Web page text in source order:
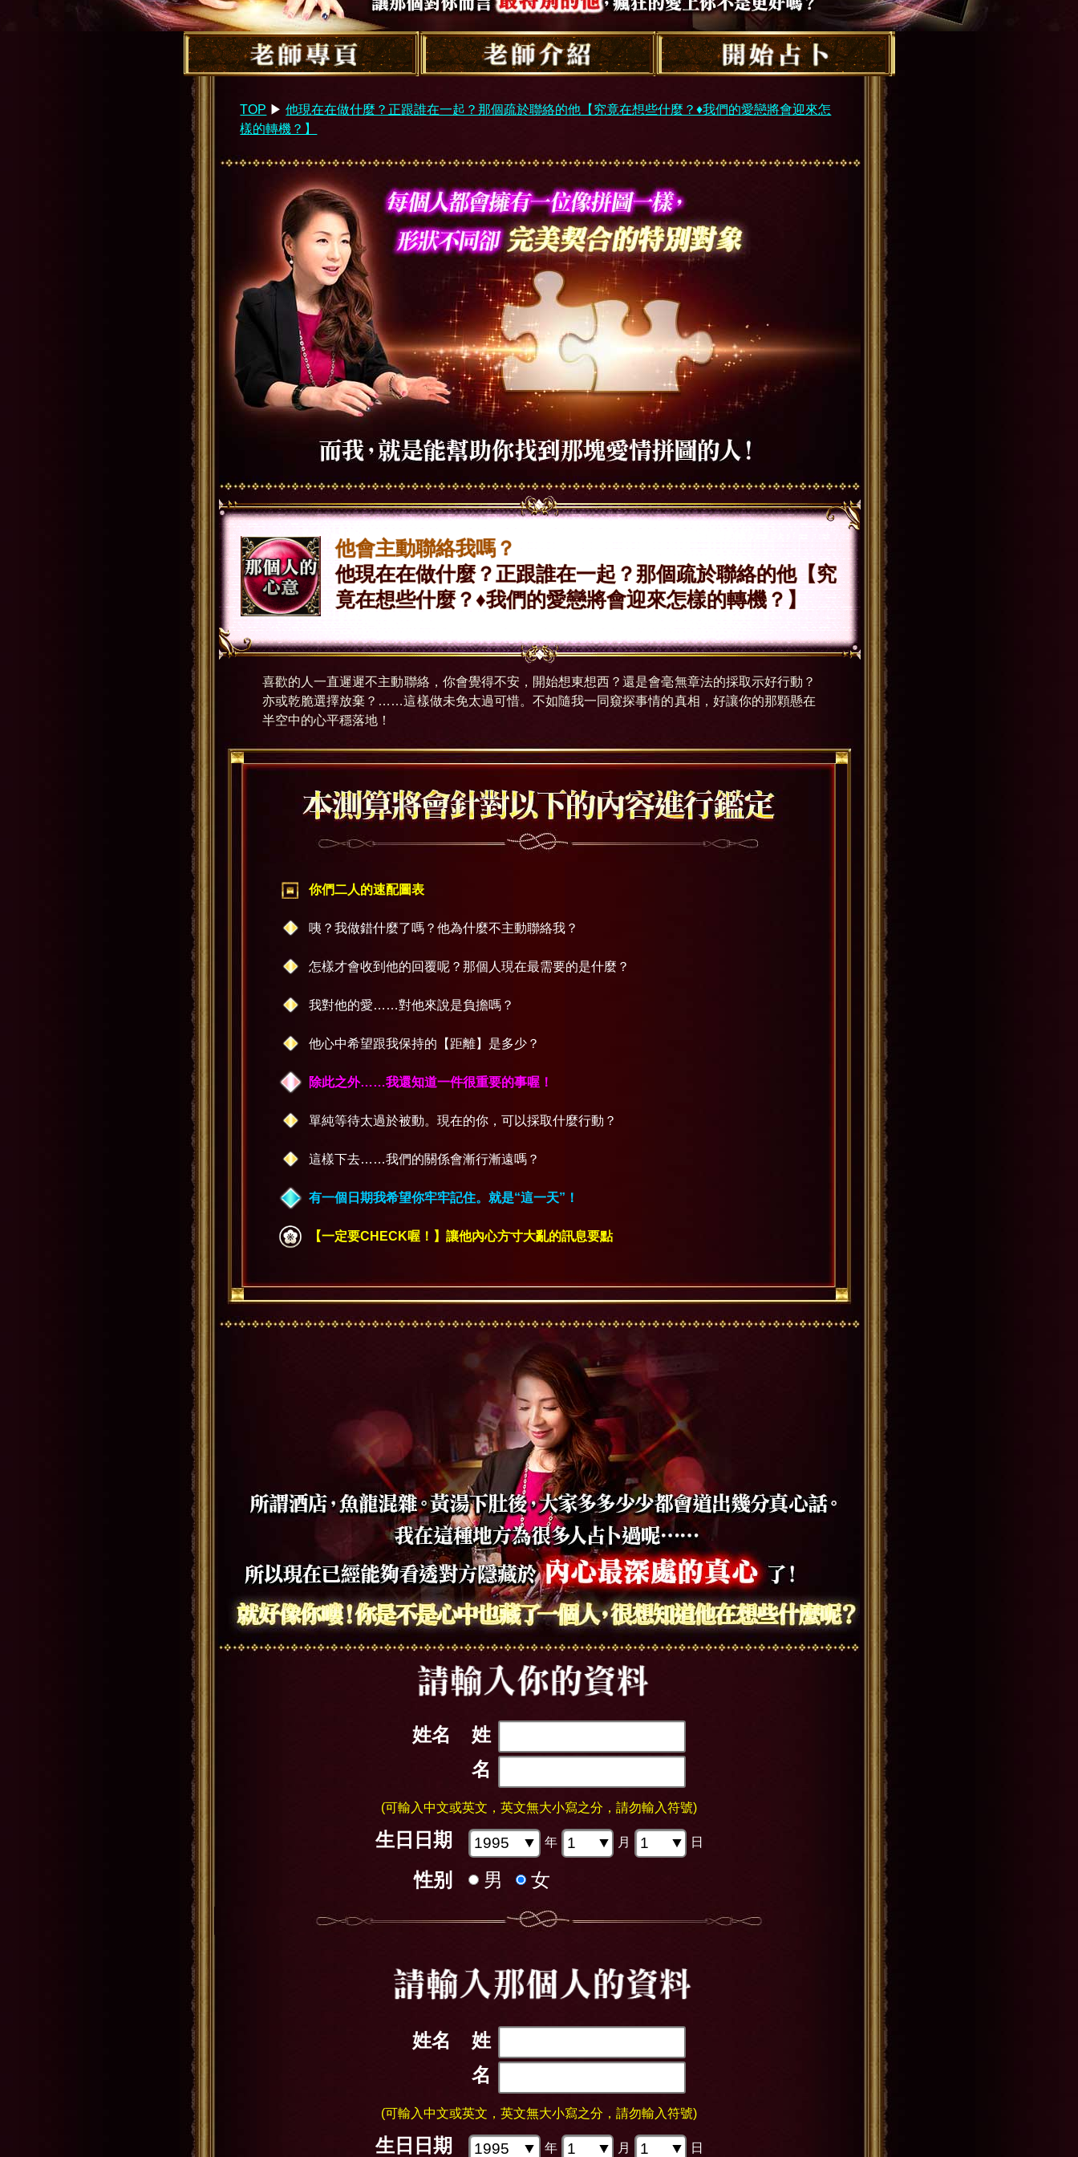
TOP ▶︎他現在在做什麼？正跟誰在一起？那個疏於聯絡的他【究竟在想些什麼？♦我們的愛戀將會迎來怎
樣的轉機？】
他會主動聯絡我嗎？
他現在在做什麼？正跟誰在一起？那個疏於聯絡的他【究
竟在想些什麼？♦我們的愛戀將會迎來怎樣的轉機？】
喜歡的人一直遲遲不主動聯絡，你會覺得不安，開始想東想西？還是會毫無章法的採取示好行動？
亦或乾脆選擇放棄？……這樣做未免太過可惜。不如隨我一同窺探事情的真相，好讓你的那顆懸在
半空中的心平穩落地！
你們二人的速配圖表
咦？我做錯什麼了嗎？他為什麼不主動聯絡我？
怎樣才會收到他的回覆呢？那個人現在最需要的是什麼？
我對他的愛……對他來說是負擔嗎？
他心中希望跟我保持的【距離】是多少？
除此之外……我還知道一件很重要的事喔！
單純等待太過於被動。現在的你，可以採取什麼行動？
這樣下去……我們的關係會漸行漸遠嗎？
有一個日期我希望你牢牢記住。就是“這一天”！
【一定要CHECK喔！】讓他內心方寸大亂的訊息要點
姓名
姓
名
(可輸入中文或英文，英文無大小寫之分，請勿輸入符號)
生日日期 年 月 日
性别 男 女
姓名
姓
名
(可輸入中文或英文，英文無大小寫之分，請勿輸入符號)
生日日期 年 月 日